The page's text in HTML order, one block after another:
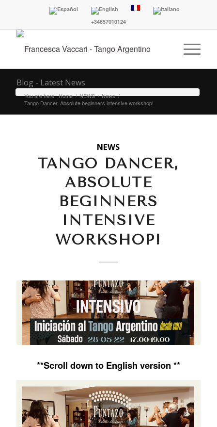
+34657010124
Blog - Latest News
You are here: Home / NEWS / News /
Tango Dancer, Absolute beginners intensive workshop!
NEWS
TANGO DANCER,
ABSOLUTE
BEGINNERS
INTENSIVE
WORKSHOP!
**Scroll down to English version **